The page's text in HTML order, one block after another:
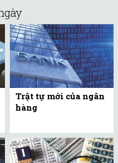
Trật tự mới của ngân
hàng